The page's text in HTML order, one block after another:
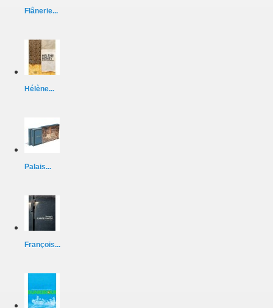
Flânerie...
Hélène...
Palais...
François...